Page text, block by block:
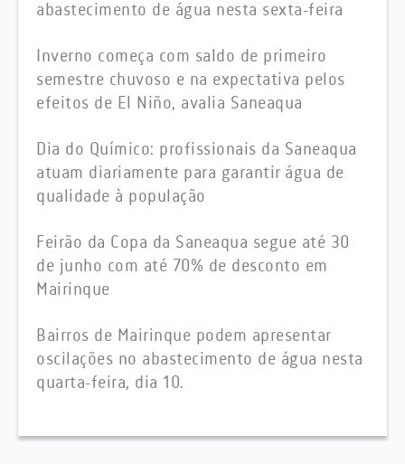
abastecimento de água nesta sexta-feira
Inverno começa com saldo de primeiro
semestre chuvoso e na expectativa pelos
efeitos de El Niño, avalia Saneaqua
Dia do Químico: profissionais da Saneaqua
atuam diariamente para garantir água de
qualidade à população
Feirão da Copa da Saneaqua segue até 30
de junho com até 70% de desconto em
Mairinque
Bairros de Mairinque podem apresentar
oscilações no abastecimento de água nesta
quarta-feira, dia 10.